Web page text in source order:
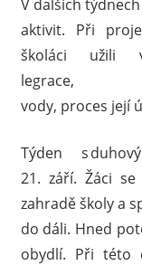
V dalších
aktivit. Při
školáci užili
legrace,
vody, proces její
Týden s
21. září. Žáci
zahradě školy a
do dáli. Hned
obydlí. Při této